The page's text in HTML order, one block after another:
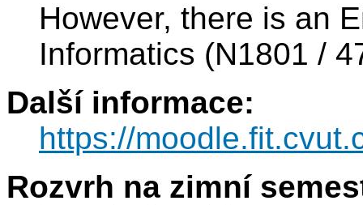
However, there is an
Informatics (N1801 /
Další informace:
https://
Rozvrh na zimní